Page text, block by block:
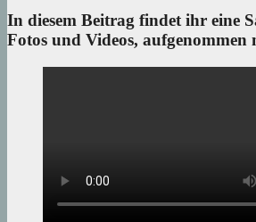
In diesem Beitrag findet ihr eine
Fotos und Videos, aufgenommen